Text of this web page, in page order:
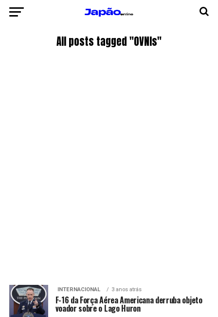
All posts tagged "OVNIs"
INTERNACIONAL 3 anos atrás
F-16 da Força Aérea Americana derruba objeto
voador sobre o Lago Huron